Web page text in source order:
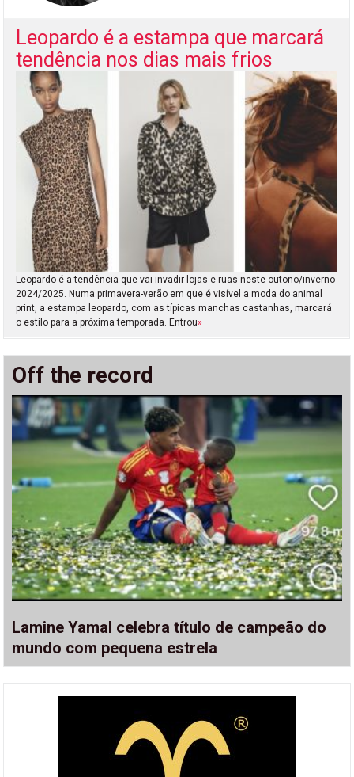
Leopardo é a estampa que marcará
tendência nos dias mais frios
Leopardo é a tendência que vai invadir lojas e ruas neste outono/inverno
2024/2025. Numa primavera-verão em que é visível a moda do animal
print, a estampa leopardo, com as típicas manchas castanhas, marcará
o estilo para a próxima temporada. Entrou»
Off the record
Lamine Yamal celebra título de campeão do
mundo com pequena estrela